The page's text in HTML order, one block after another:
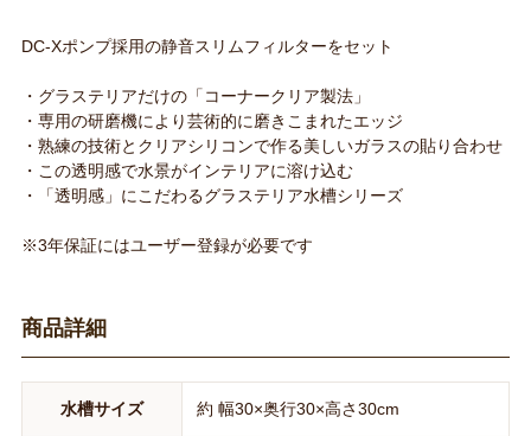
DC-Xポンプ採用の静音スリムフィルターをセット
・グラステリアだけの「コーナークリア製法」
・専用の研磨機により芸術的に磨きこまれたエッジ
・熟練の技術とクリアシリコンで作る美しいガラスの貼り合わせ
・この透明感で水景がインテリアに溶け込む
・「透明感」にこだわるグラステリア水槽シリーズ
※3年保証にはユーザー登録が必要です
商品詳細
水槽サイズ 約 幅30×奥行30×高さ30cm